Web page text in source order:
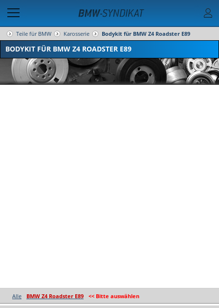
Teile für BMW Karosserie Bodykit für BMW Z4 Roadster E89
BODYKIT FÜR BMW Z4 ROADSTER E89
Alle BMW Z4 Roadster E89 << Bitte auswählen